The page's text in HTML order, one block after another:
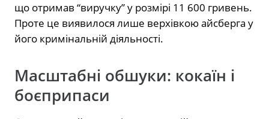
що отримав “виручку” у розмірі 11 600 гривень.
Проте це виявилося лише верхівкою айсберга у
його кримінальній діяльності.
Масштабні обшуки: кокаїн і
боєприпаси